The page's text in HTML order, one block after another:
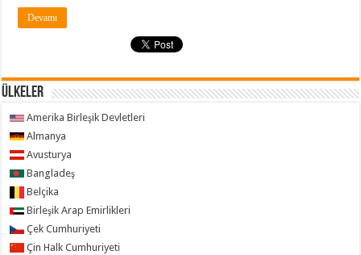
Devamı
ÜLKELER
Amerika Birleşik Devletleri
Almanya
Avusturya
Bangladeş
Belçika
Birleşik Arap Emirlikleri
Çek Cumhuriyeti
Çin Halk Cumhuriyeti